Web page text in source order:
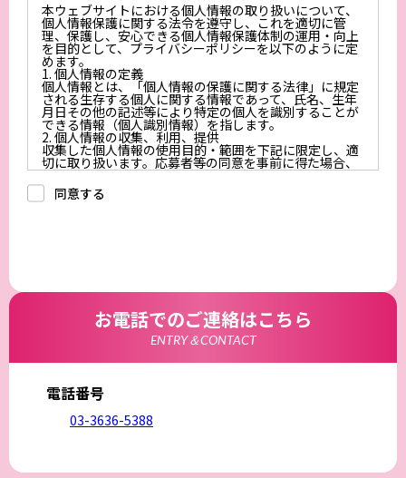
本ウェブサイトにおける個人情報の取り扱いについて、
個人情報保護に関する法令を遵守し、これを適切に管
理、保護し、安心できる個人情報保護体制の運用・向上
を目的として、プライバシーポリシーを以下のように定
めます。
1. 個人情報の定義
個人情報とは、「個人情報の保護に関する法律」に規定
される生存する個人に関する情報であって、氏名、生年
月日その他の記述等により特定の個人を識別することが
できる情報（個人識別情報）を指します。
2. 個人情報の収集、利用、提供
収集した個人情報の使用目的・範囲を下記に限定し、適
切に取り扱います。応募者等の同意を事前に得た場合、
又は法令により許された場合を除き、個人情報を第三者
に提供しません。
a.応募者等からのお問い合わせに対応・管理するため
な期間、妥当な範囲内でこれに応じます。
応募者等の個人情報の取得、利用その他一切の取り扱い
について、個人情報の保護に関する法律、その他の関連
法令、及び本プライバシーポリシーを遵守します。
弊社は、個人情報を取り扱う全部または一部の業務を外
分な個人情報保護水準を確保していることを条件として
委託先を選定し、機密保持に関する契約を結んだうえで
行います。また、当該委託先における管理については必
要かつ適切な監督を行います。
同意する
お電話でのご連絡はこちら
ENTRY＆CONTACT
電話番号
03-3636-5388